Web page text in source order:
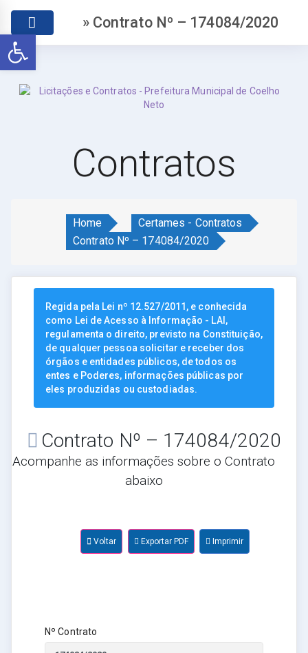
Abrir a barra de ferramentas
» Contrato Nº – 174084/2020
Contratos
Home
Certames - Contratos
Contrato Nº – 174084/2020
Regida pela Lei nº 12.527/2011, e conhecida
como Lei de Acesso à Informação - LAI,
regulamenta o direito, previsto na Constituição,
de qualquer pessoa solicitar e receber dos
órgãos e entidades públicos, de todos os
entes e Poderes, informações públicas por
eles produzidas ou custodiadas.
Contrato Nº – 174084/2020
Acompanhe as informações sobre o Contrato
abaixo
Voltar Exportar PDF Imprimir
Nº Contrato